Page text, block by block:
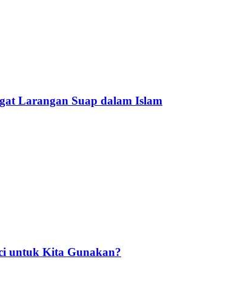
Larangan Suap dalam Islam
untuk Kita Gunakan?